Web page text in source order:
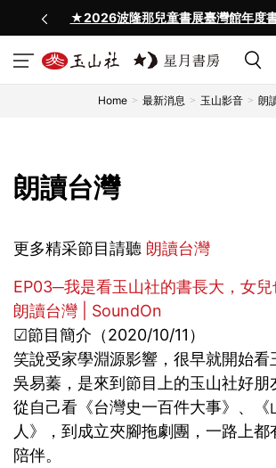
★2026波隆那兒童書展臺灣館年度
Home 最新消息 玉山影音 朗
朗讀台灣
更多精采節目請聽 朗讀台灣
EP03─我是看玉山社的書長大，女
朗讀台灣 | SoundOn
☑節目簡介（2020/10/11）
笑說受家學淵源影響，很早就開始看
吳易蓁，是來到節目上的玉山社好朋
從自己看《台灣史一百件大事》、《
人》，到成立夾腳拖劇團，一路上
陪伴。